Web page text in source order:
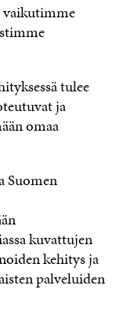
vaikutimme
tulee
ja
omaa
Suomen
kuvattujen
kehitys ja
palveluiden